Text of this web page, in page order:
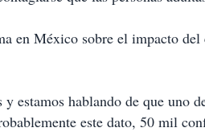
en México sobre el impacto
estamos hablando de que uno
este dato, 50 mil